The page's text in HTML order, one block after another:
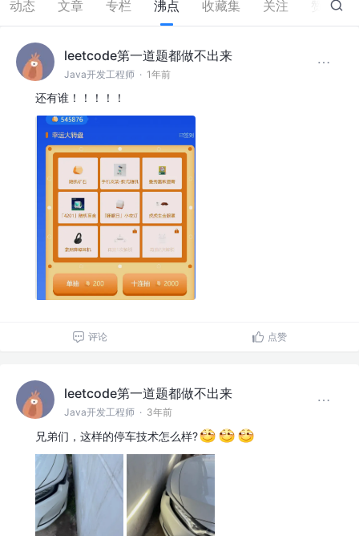
动态 文章 专栏 沸点 收藏集 关注 371
leetcode第一道题都做不出来
Java开发工程师 · 1年前
还有谁！！！！！
评论 点赞
leetcode第一道题都做不出来
Java开发工程师 · 3年前
兄弟们，这样的停车技术怎么样?